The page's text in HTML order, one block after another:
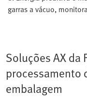
garras a vácuo,
Soluções AX da
processamento
embalagem